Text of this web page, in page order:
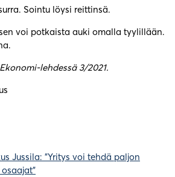
Sointu löysi reittinsä.
voi potkaista auki omalla tyylillään.
lehdessä 3/2021.
Jussila: ”Yritys voi tehdä paljon